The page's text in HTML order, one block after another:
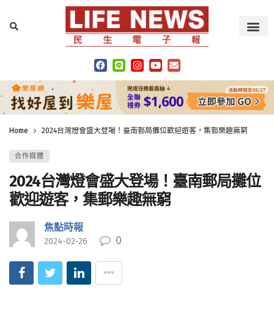
Home 2024台灣燈會盛大登場！臺南郵局攤位歡迎遊客，集郵樂趣無窮
合作媒體
2024台灣燈會盛大登場！臺南郵局攤位
歡迎遊客，集郵樂趣無窮
焦點時報
2024-02-26 0